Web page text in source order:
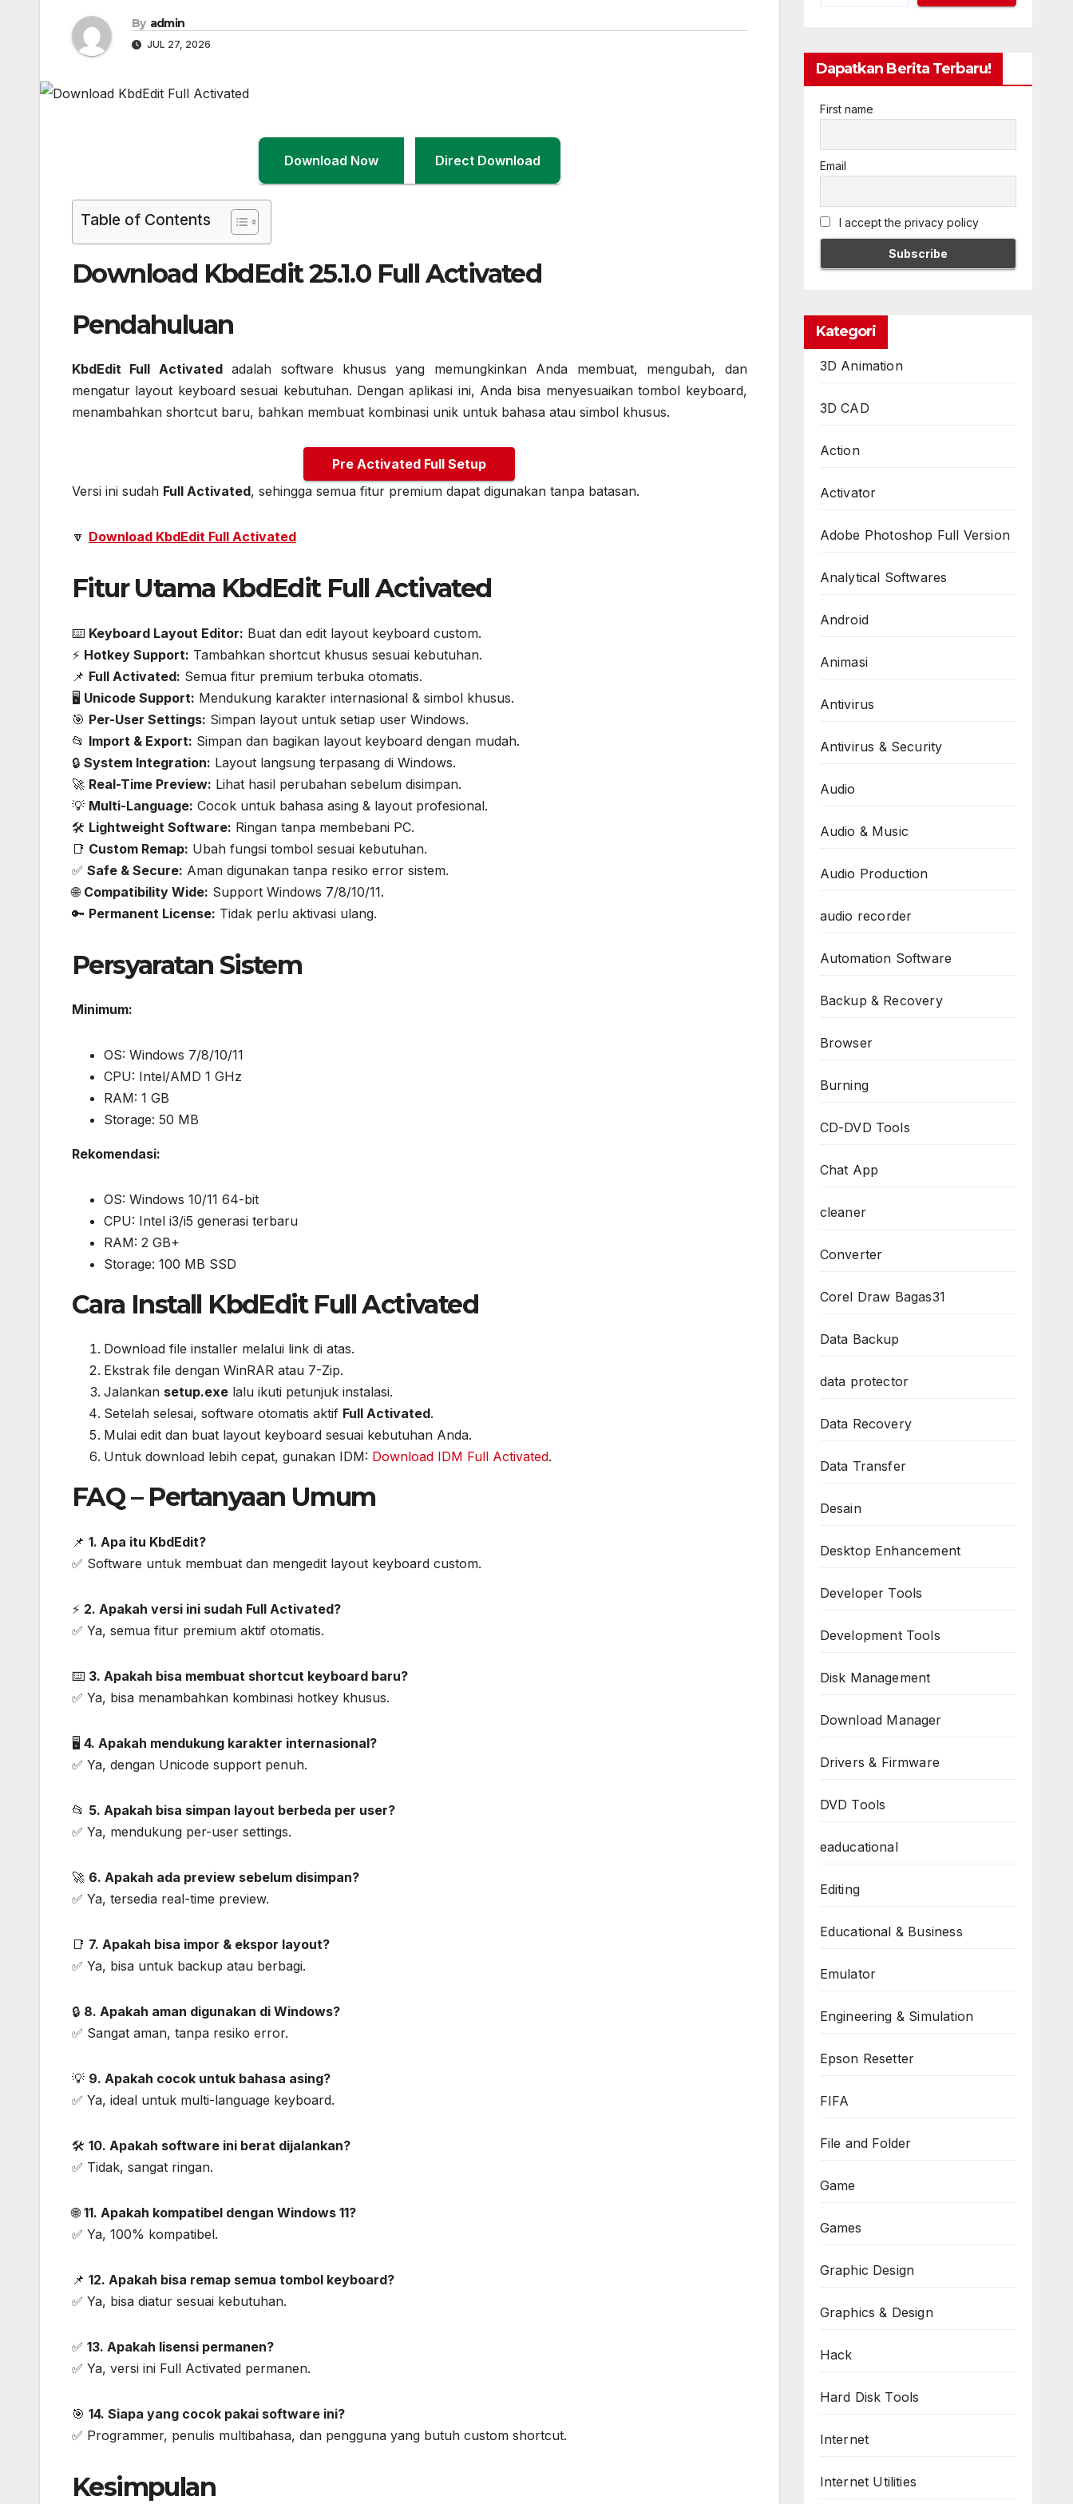
By admin
JUL 27, 2026
Download Now Direct Download
Table of Contents
Download KbdEdit 25.1.0 Full Activated
Pendahuluan
KbdEdit Full Activatedadalah software khusus yang memungkinkan Anda membuat, mengubah, dan
mengatur layout keyboard sesuai kebutuhan. Dengan aplikasi ini, Anda bisa menyesuaikan tombol keyboard,
menambahkan shortcut baru, bahkan membuat kombinasi unik untuk bahasa atau simbol khusus.
Pre Activated Full Setup
Versi ini sudah Full Activated, sehingga semua fitur premium dapat digunakan tanpa batasan.
🔽 Download KbdEdit Full Activated
Fitur Utama KbdEdit Full Activated
⌨️ Keyboard Layout Editor: Buat dan edit layout keyboard custom.
⚡ Hotkey Support: Tambahkan shortcut khusus sesuai kebutuhan.
📌 Full Activated: Semua fitur premium terbuka otomatis.
🖥️ Unicode Support: Mendukung karakter internasional & simbol khusus.
🎯 Per-User Settings: Simpan layout untuk setiap user Windows.
📂 Import & Export: Simpan dan bagikan layout keyboard dengan mudah.
🔒 System Integration: Layout langsung terpasang di Windows.
🚀 Real-Time Preview: Lihat hasil perubahan sebelum disimpan.
💡 Multi-Language: Cocok untuk bahasa asing & layout profesional.
🛠️ Lightweight Software: Ringan tanpa membebani PC.
📑 Custom Remap: Ubah fungsi tombol sesuai kebutuhan.
✅ Safe & Secure: Aman digunakan tanpa resiko error sistem.
🌐 Compatibility Wide: Support Windows 7/8/10/11.
🔑 Permanent License: Tidak perlu aktivasi ulang.
Persyaratan Sistem
Minimum:
OS: Windows 7/8/10/11
CPU: Intel/AMD 1 GHz
RAM: 1 GB
Storage: 50 MB
Rekomendasi:
OS: Windows 10/11 64-bit
CPU: Intel i3/i5 generasi terbaru
RAM: 2 GB+
Storage: 100 MB SSD
Cara Install KbdEdit Full Activated
Download file installer melalui link di atas.
Ekstrak file dengan WinRAR atau 7-Zip.
Jalankan setup.exe lalu ikuti petunjuk instalasi.
Setelah selesai, software otomatis aktif Full Activated.
Mulai edit dan buat layout keyboard sesuai kebutuhan Anda.
Untuk download lebih cepat, gunakan IDM: Download IDM Full Activated.
FAQ – Pertanyaan Umum
📌 1. Apa itu KbdEdit?
✅ Software untuk membuat dan mengedit layout keyboard custom.
⚡ 2. Apakah versi ini sudah Full Activated?
✅ Ya, semua fitur premium aktif otomatis.
⌨️ 3. Apakah bisa membuat shortcut keyboard baru?
✅ Ya, bisa menambahkan kombinasi hotkey khusus.
🖥️ 4. Apakah mendukung karakter internasional?
✅ Ya, dengan Unicode support penuh.
📂 5. Apakah bisa simpan layout berbeda per user?
✅ Ya, mendukung per-user settings.
🚀 6. Apakah ada preview sebelum disimpan?
✅ Ya, tersedia real-time preview.
📑 7. Apakah bisa impor & ekspor layout?
✅ Ya, bisa untuk backup atau berbagi.
🔒 8. Apakah aman digunakan di Windows?
✅ Sangat aman, tanpa resiko error.
💡 9. Apakah cocok untuk bahasa asing?
✅ Ya, ideal untuk multi-language keyboard.
🛠️ 10. Apakah software ini berat dijalankan?
✅ Tidak, sangat ringan.
🌐11. Apakah kompatibel dengan Windows 11?
✅ Ya, 100% kompatibel.
📌 12. Apakah bisa remap semua tombol keyboard?
✅ Ya, bisa diatur sesuai kebutuhan.
✅ 13. Apakah lisensi permanen?
✅ Ya, versi ini Full Activated permanen.
🎯 14. Siapa yang cocok pakai software ini?
✅ Programmer, penulis multibahasa, dan pengguna yang butuh custom shortcut.
Kesimpulan
Dapatkan Berita Terbaru!
First name
Email
I accept the privacy policy
Kategori
3D Animation
3D CAD
Action
Activator
Adobe Photoshop Full Version
Analytical Softwares
Android
Animasi
Antivirus
Antivirus & Security
Audio
Audio & Music
Audio Production
audio recorder
Automation Software
Backup & Recovery
Browser
Burning
CD-DVD Tools
Chat App
cleaner
Converter
Corel Draw Bagas31
Data Backup
data protector
Data Recovery
Data Transfer
Desain
Desktop Enhancement
Developer Tools
Development Tools
Disk Management
Download Manager
Drivers & Firmware
DVD Tools
eaducational
Editing
Educational & Business
Emulator
Engineering & Simulation
Epson Resetter
FIFA
File and Folder
Game
Games
Graphic Design
Graphics & Design
Hack
Hard Disk Tools
Internet
Internet Utilities